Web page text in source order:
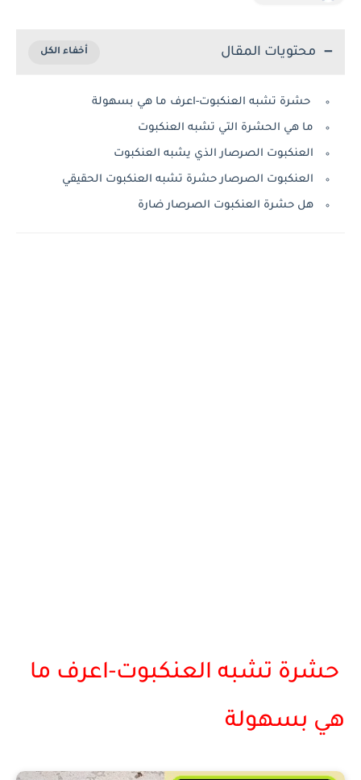
محتويات المقال
حشرة تشبه العنكبوت-اعرف ما هي بسهولة
ما هي الحشرة التي تشبه العنكبوت
العنكبوت الصرصار الذي يشبه العنكبوت
العنكبوت الصرصار حشرة تشبه العنكبوت الحقيقي
هل حشرة العنكبوت الصرصار ضارة
حشرة تشبه العنكبوت-اعرف ما
هي بسهولة